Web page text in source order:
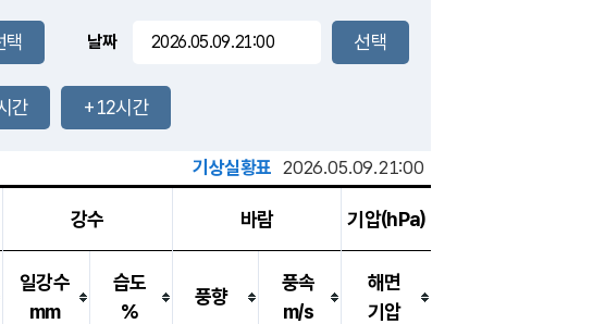
-mm
장호원
날짜
간 +12시간
기상실황표 2026.05.09.21:00
강수 바람 기압(hPa)
일강수
mm
습도
%
풍향
풍속
m/s
해면
기압